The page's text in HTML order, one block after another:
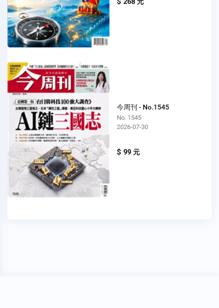
今周刊 - No.1545
No. 1545
2026-07-30
$ 99 元